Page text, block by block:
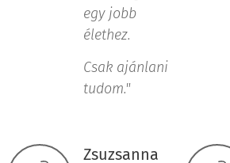
egy jobb
élethez.
Csak ajánlani
tudom."
Zsuzsanna